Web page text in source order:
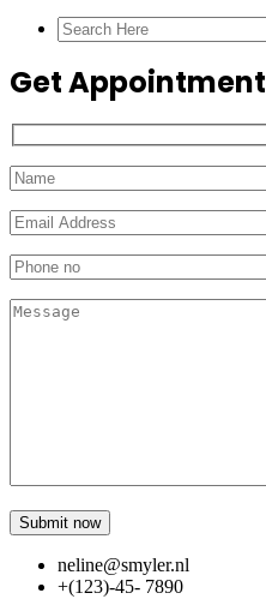
Get Appointment
neline@smyler.nl
+(123)-45- 7890